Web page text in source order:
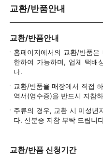
교환/반품안내
교환/반품안내
홈페이지에서의 교환/반품
한하여 가능하며, 업체 택배
다.
교환/반품을 매장에서 직접
역서(영수증)을 반드시 지참
주류의 경우, 교환 시 미성년
다. 신분증 지참 부탁 드립니
교환/반품 신청기간